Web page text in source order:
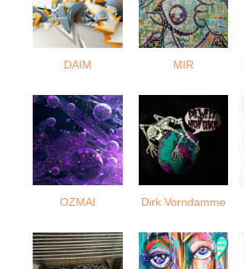
DAIM MIR
OZMAI Dirk Vorndamme